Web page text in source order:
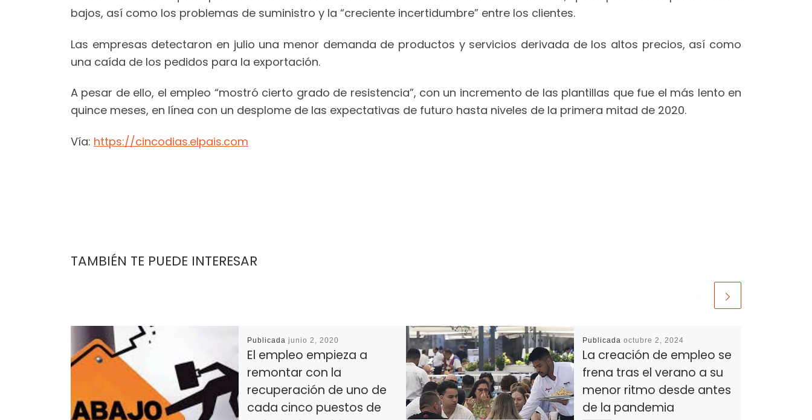
bajos, así como los problemas de suministro y la “creciente incertidumbre” entre los clientes.
Las empresas detectaron en julio una menor demanda de productos y servicios derivada de los altos precios, así como
una caída de los pedidos para la exportación.
A pesar de ello, el empleo “mostró cierto grado de resistencia”, con un incremento de las plantillas que fue el más lento en
quince meses, en línea con un desplome de las expectativas de futuro hasta niveles de la primera mitad de 2020.
Vía: https://cincodias.elpais.com
TAMBIÉN TE PUEDE INTERESAR
Publicada junio 2, 2020
El empleo empieza a
remontar con la
recuperación de uno de
cada cinco puestos de
Publicada octubre 2, 2024
La creación de empleo se
frena tras el verano a su
menor ritmo desde antes
de la pandemia